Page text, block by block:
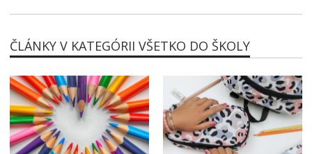
ČLÁNKY V KATEGÓRII VŠETKO DO ŠKOLY